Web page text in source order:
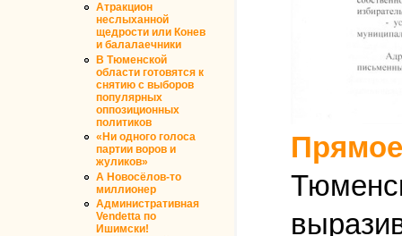
Атракцион
неслыханной
щедрости или Конев
и балалаечники
В Тюменской
области готовятся к
снятию с выборов
популярных
оппозиционных
политиков
«Ни одного голоса
партии воров и
жуликов»
А Новосёлов-то
миллионер
Административная
Vendetta по
Ишимски!